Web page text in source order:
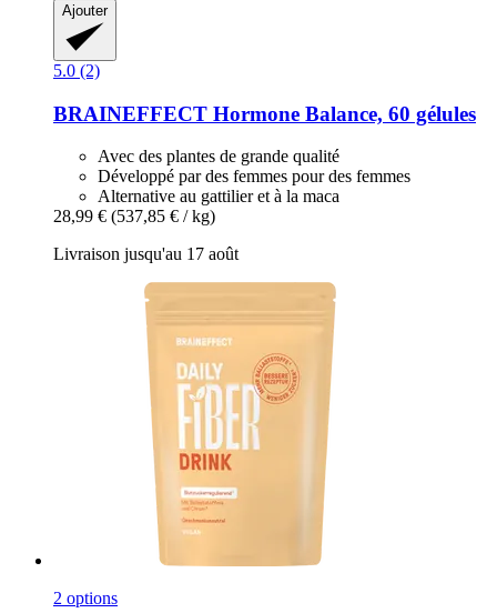
Ajouter
5.0 (2)
BRAINEFFECT Hormone Balance, 60 gélules
Avec des plantes de grande qualité
Développé par des femmes pour des femmes
Alternative au gattilier et à la maca
28,99 € (537,85 € / kg)
Livraison jusqu'au 17 août
2 options